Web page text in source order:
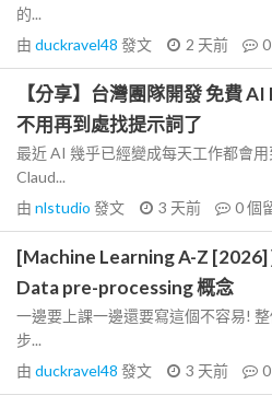
的...
由 duckravel48 發文 2 天前 0
【分享】台灣團隊開發 免費
不用再到處找提示詞了
最近 AI 幾乎已經變成每天工作都會
Claud...
由 nlstudio 發文 3 天前 0個
[Machine Learning A-Z [2026]
Data pre-processing 概念
一邊要上課一邊還要寫這個不容易!
步...
由 duckravel48 發文 3 天前 0